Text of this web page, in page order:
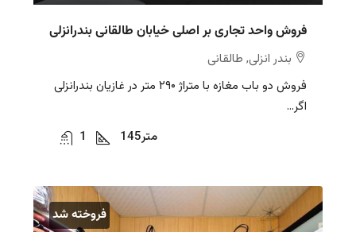
فروش واحد تجاری بر اصلی خیابان طالقانی بندرانزلی
بندر انزلی, طالقانی
فروش دو باب مغازه با متراژ ۲۹۰ متر در غازیان بندرانزلی
اگر...
1
145متر
فروخته شد